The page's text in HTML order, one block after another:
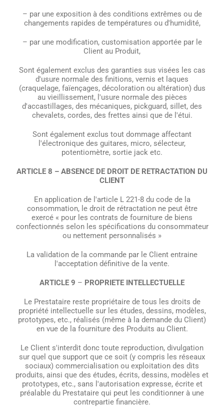
– par une exposition à des conditions extrêmes ou de
changements rapides de températures ou d'humidité,
– par une modification, customisation apportée par le
Client au Produit,
Sont également exclus des garanties sus visées les cas
d'usure normale des finitions, vernis et laques
(craquelage, faïençages, décoloration ou altération) dus
au vieillissement, l'usure normale des pièces
d'accastillages, des mécaniques, pickguard, sillet, des
chevalets, cordes, des frettes ainsi que de l'étui.
Sont également exclus tout dommage affectant
l'électronique des guitares, micro, sélecteur,
potentiomètre, sortie jack etc.
ARTICLE 8 – ABSENCE DE DROIT DE RETRACTATION DU
CLIENT
En application de l'article L 221-8 du code de la
consommation, le droit de rétractation ne peut être
exercé « pour les contrats de fourniture de biens
confectionnés selon les spécifications du consommateur
ou nettement personnalisés »
La validation de la commande par le Client entraine
l'acceptation définitive de la vente.
ARTICLE 9 – PROPRIETE INTELLECTUELLE
Le Prestataire reste propriétaire de tous les droits de
propriété intellectuelle sur les études, dessins, modèles,
prototypes, etc., réalisés (même à la demande du Client)
en vue de la fourniture des Produits au Client.
Le Client s'interdit donc toute reproduction, divulgation
sur quel que support que ce soit (y compris les réseaux
sociaux) commercialisation ou exploitation des dits
produits, ainsi que des études, écrits, dessins, modèles et
prototypes, etc., sans l'autorisation expresse, écrite et
préalable du Prestataire qui peut les conditionner à une
contrepartie financière.